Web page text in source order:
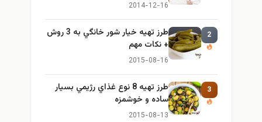
2014-12-16
2
طرز تهيه خیار شور خانگي به 3 روش
+ نكات مهم
2015-08-16
3
طرز تهيه 8 نوع غذاي رژيمي بسيار
ساده و خوشمزه
2015-08-13